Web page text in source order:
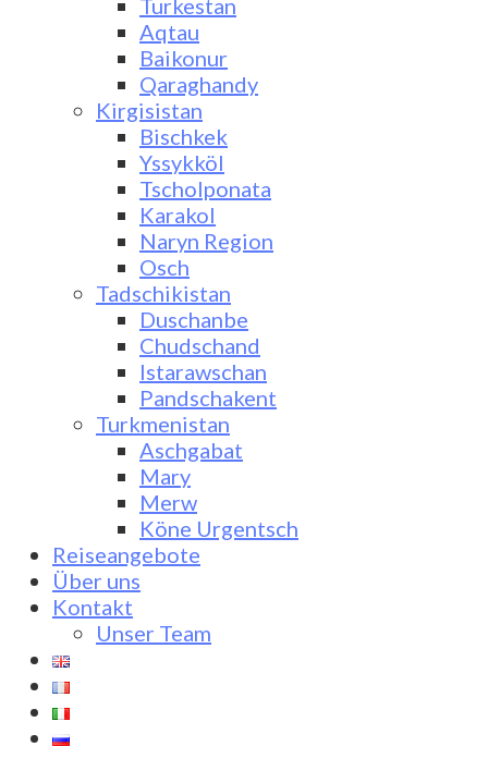
Turkestan
Aqtau
Baikonur
Qaraghandy
Kirgisistan
Bischkek
Yssykköl
Tscholponata
Karakol
Naryn Region
Osch
Tadschikistan
Duschanbe
Chudschand
Istarawschan
Pandschakent
Turkmenistan
Aschgabat
Mary
Merw
Köne Urgentsch
Reiseangebote
Über uns
Kontakt
Unser Team